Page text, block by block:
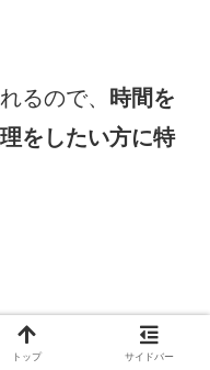
るので、
時間を
をしたい方に特
トップ サイドバー